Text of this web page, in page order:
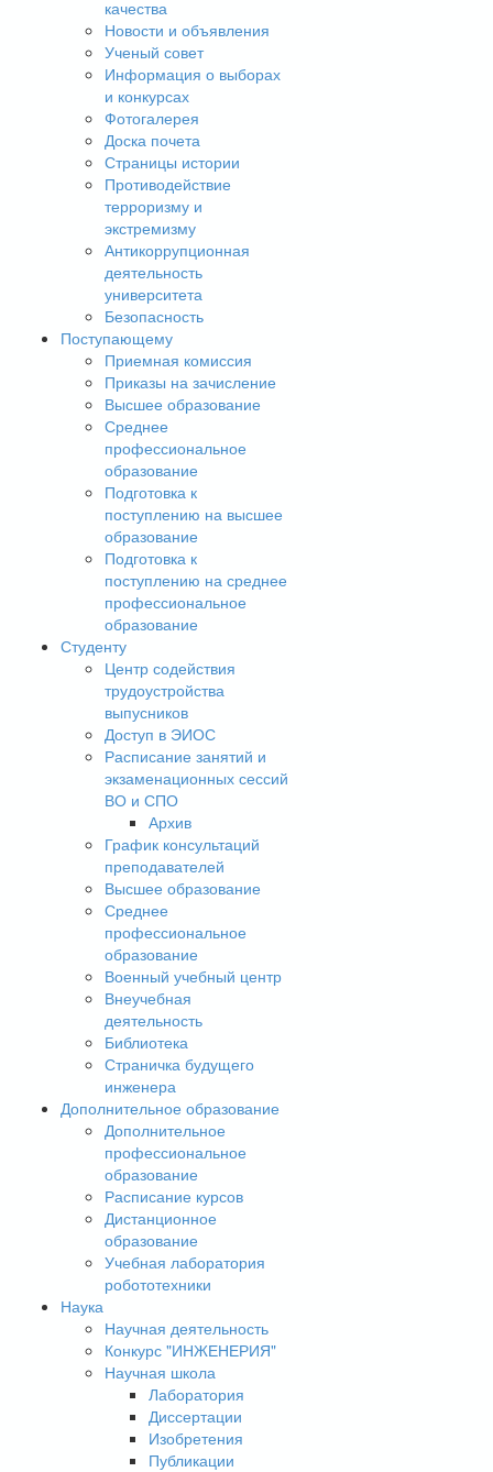
качества
Новости и объявления
Ученый совет
Информация о выборах
и конкурсах
Фотогалерея
Доска почета
Страницы истории
Противодействие
терроризму и
экстремизму
Антикоррупционная
деятельность
университета
Безопасность
Поступающему
Приемная комиссия
Приказы на зачисление
Высшее образование
Среднее
профессиональное
образование
Подготовка к
поступлению на высшее
образование
Подготовка к
поступлению на среднее
профессиональное
образование
Студенту
Центр содействия
трудоустройства
выпусников
Доступ в ЭИОС
Расписание занятий и
экзаменационных сессий
ВО и СПО
Архив
График консультаций
преподавателей
Высшее образование
Среднее
профессиональное
образование
Военный учебный центр
Внеучебная
деятельность
Библиотека
Страничка будущего
инженера
Дополнительное образование
Дополнительное
профессиональное
образование
Расписание курсов
Дистанционное
образование
Учебная лаборатория
робототехники
Наука
Научная деятельность
Конкурс "ИНЖЕНЕРИЯ"
Научная школа
Лаборатория
Диссертации
Изобретения
Публикации